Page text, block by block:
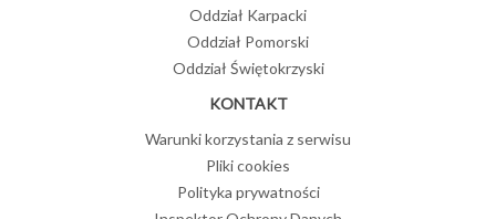
Oddział Karpacki
Oddział Pomorski
Oddział Świętokrzyski
KONTAKT
Warunki korzystania z serwisu
Pliki cookies
Polityka prywatności